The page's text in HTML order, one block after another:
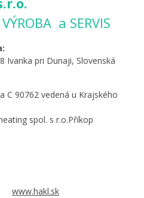
a SERVIS
Ivanka pri Dunaji, Slovenská
C 90762 vedená u Krajského
spol. s r.o.Příkop
www.hakl.sk